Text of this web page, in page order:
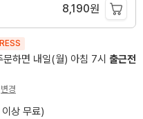
8,190원
하면 내일(월) 아침 7시 출근전
변경
상 무료)